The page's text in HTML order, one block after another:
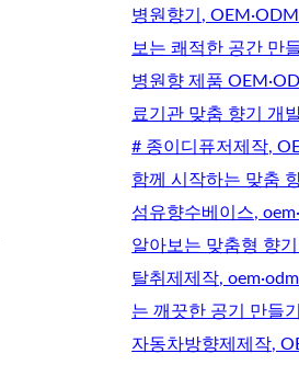
병원향기,
보는 쾌적한 공간 만
병원향 제품
료기관 맞춤 향기 개
# 종이디퓨저제작,
함께 시작하는 맞춤
섬유향수베이스,
알아보는 맞춤형 향
탈취제제작,
는 깨끗한 공기 만들
자동차방향제제작,